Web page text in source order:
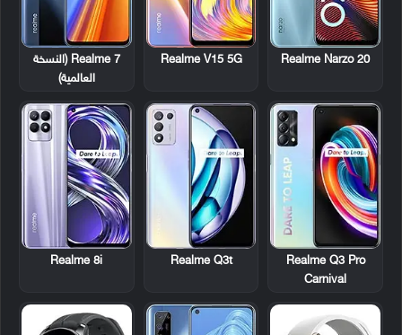
Realme Narzo 20
Realme V15 5G
Realme 7 (النسخة
العالمية)
Realme Q3 Pro
Carnival
Realme Q3t
Realme 8i